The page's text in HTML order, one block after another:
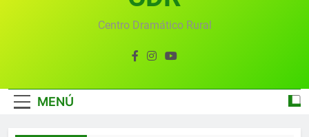
Centro Dramático Rural
MENÚ